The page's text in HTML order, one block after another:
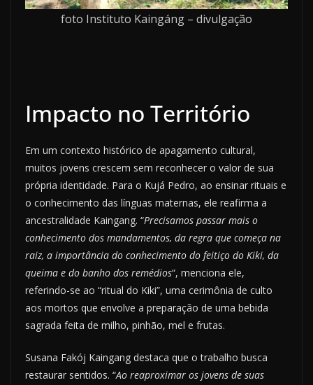
foto Instituto Kaingáng – divulgação
Impacto no Território
Em um contexto histórico de apagamento cultural,
muitos jovens crescem sem reconhecer o valor de sua
própria identidade. Para o Kujá Pedro, ao ensinar rituais e
o conhecimento das línguas maternas, ele reafirma a
ancestralidade Kaingang. “Precisamos passar mais o
conhecimento dos mandamentos, da regra que começa na
raiz, a importância do conhecimento do feitiço do Kiki, da
queima e do banho dos remédios“, menciona ele,
referindo-se ao “ritual do Kiki”, uma cerimônia de culto
aos mortos que envolve a preparação de uma bebida
sagrada feita de milho, pinhão, mel e frutas.
Susana Fakój Kaingang destaca que o trabalho busca
restaurar sentidos. “Ao reaproximar os jovens de suas